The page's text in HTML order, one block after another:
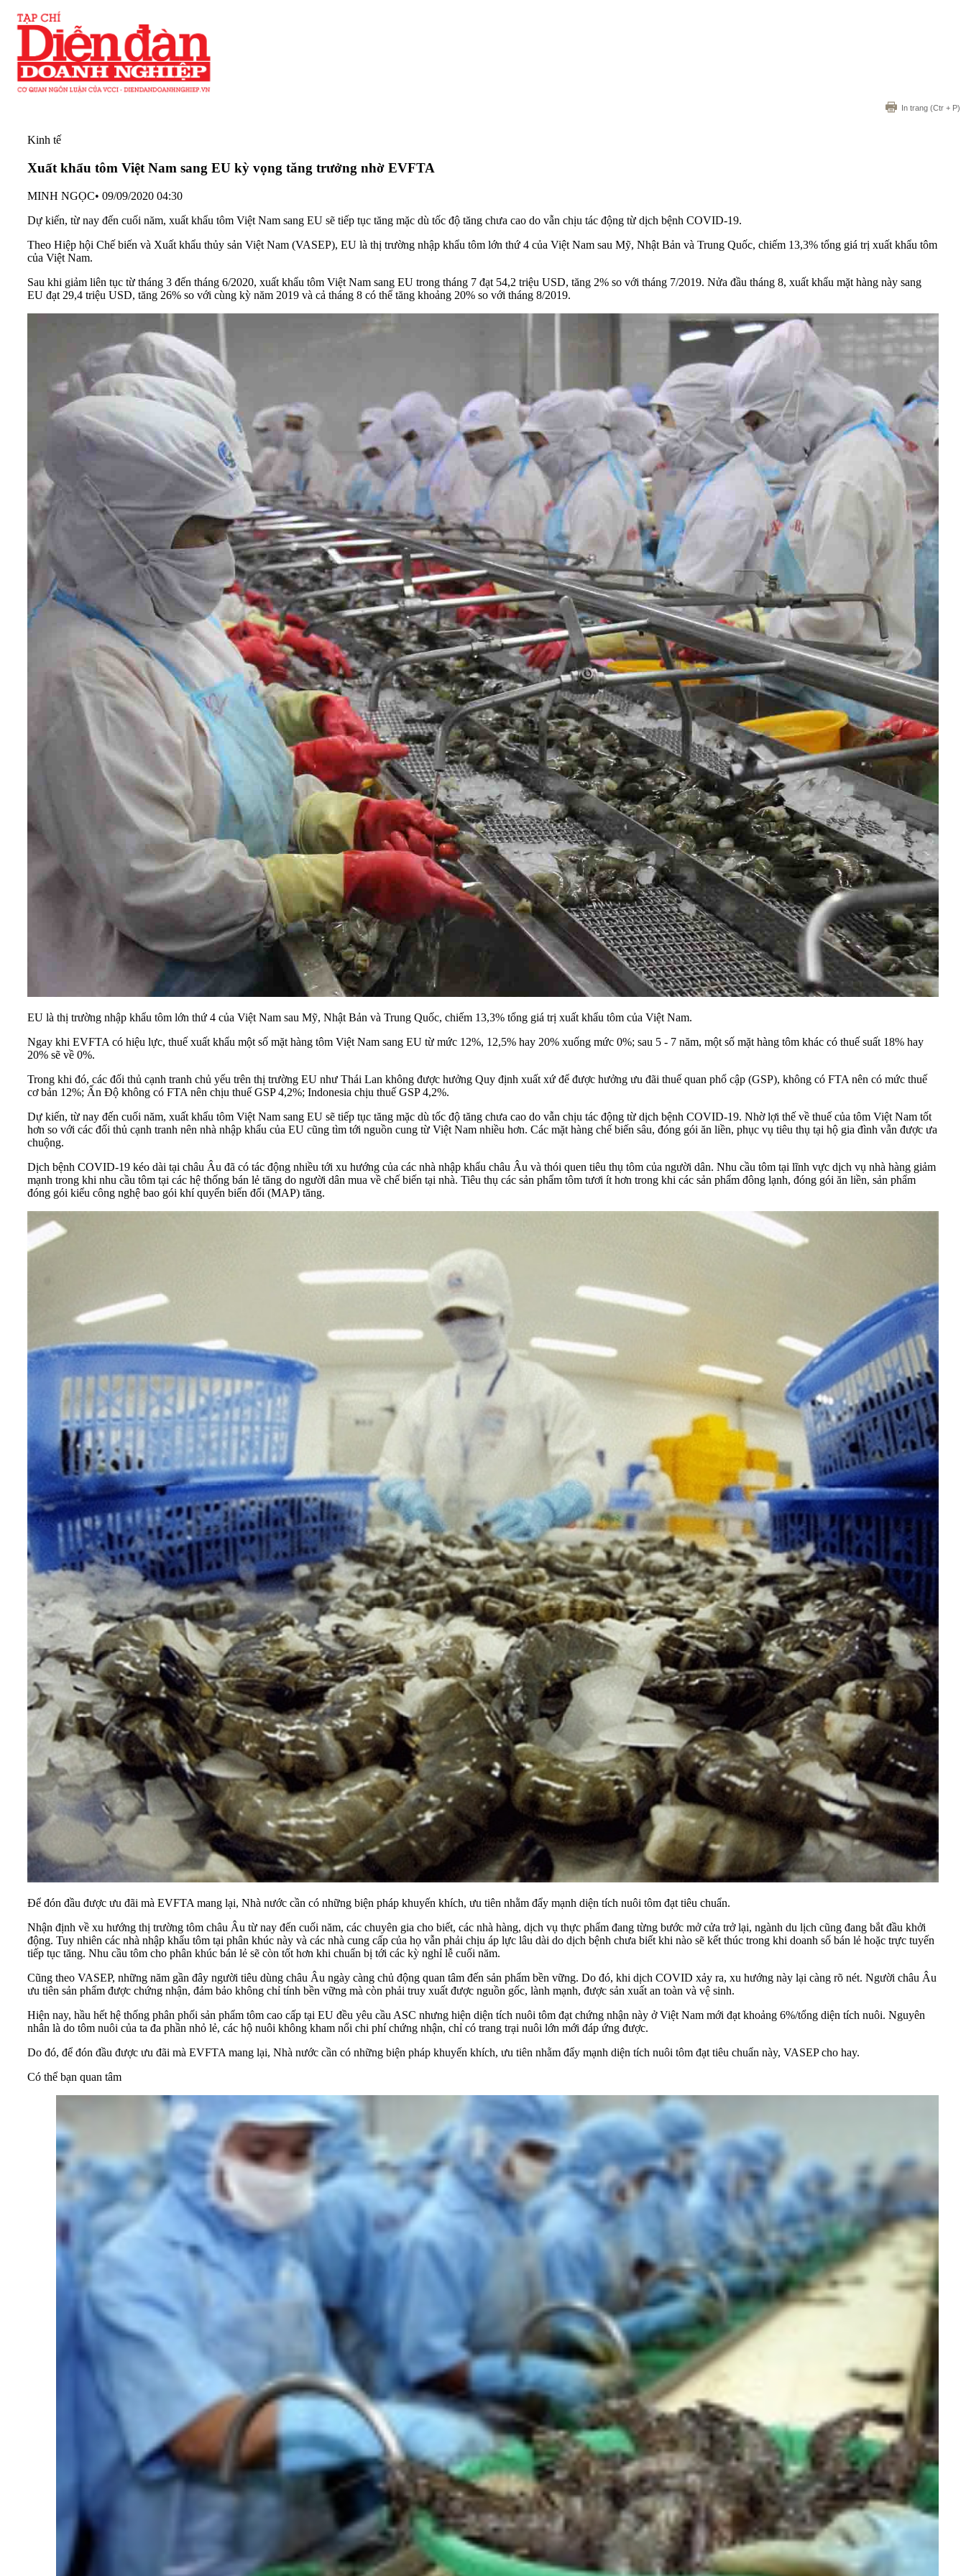
In trang (Ctr + P)
Kinh tế
Xuất khẩu tôm Việt Nam sang EU kỳ vọng tăng trưởng nhờ EVFTA
MINH NGỌC• 09/09/2020 04:30
Dự kiến, từ nay đến cuối năm, xuất khẩu tôm Việt Nam sang EU sẽ tiếp tục tăng mặc dù tốc độ tăng chưa cao do vẫn chịu tác động từ dịch bệnh COVID-19.
Theo Hiệp hội Chế biến và Xuất khẩu thủy sản Việt Nam (VASEP), EU là thị trường nhập khẩu tôm lớn thứ 4 của Việt Nam sau Mỹ, Nhật Bản và Trung Quốc, chiếm 13,3% tổng giá trị xuất khẩu tôm
của Việt Nam.
Sau khi giảm liên tục từ tháng 3 đến tháng 6/2020, xuất khẩu tôm Việt Nam sang EU trong tháng 7 đạt 54,2 triệu USD, tăng 2% so với tháng 7/2019. Nửa đầu tháng 8, xuất khẩu mặt hàng này sang
EU đạt 29,4 triệu USD, tăng 26% so với cùng kỳ năm 2019 và cả tháng 8 có thể tăng khoảng 20% so với tháng 8/2019.
EU là thị trường nhập khẩu tôm lớn thứ 4 của Việt Nam sau Mỹ, Nhật Bản và Trung Quốc, chiếm 13,3% tổng giá trị xuất khẩu tôm của Việt Nam.
Ngay khi EVFTA có hiệu lực, thuế xuất khẩu một số mặt hàng tôm Việt Nam sang EU từ mức 12%, 12,5% hay 20% xuống mức 0%; sau 5 - 7 năm, một số mặt hàng tôm khác có thuế suất 18% hay
20% sẽ về 0%.
Trong khi đó, các đối thủ cạnh tranh chủ yếu trên thị trường EU như Thái Lan không được hưởng Quy định xuất xứ để được hưởng ưu đãi thuế quan phổ cập (GSP), không có FTA nên có mức thuế
cơ bản 12%; Ấn Độ không có FTA nên chịu thuế GSP 4,2%; Indonesia chịu thuế GSP 4,2%.
Dự kiến, từ nay đến cuối năm, xuất khẩu tôm Việt Nam sang EU sẽ tiếp tục tăng mặc dù tốc độ tăng chưa cao do vẫn chịu tác động từ dịch bệnh COVID-19. Nhờ lợi thế về thuế của tôm Việt Nam tốt
hơn so với các đối thủ cạnh tranh nên nhà nhập khẩu của EU cũng tìm tới nguồn cung từ Việt Nam nhiều hơn. Các mặt hàng chế biến sâu, đóng gói ăn liền, phục vụ tiêu thụ tại hộ gia đình vẫn được ưa
chuộng.
Dịch bệnh COVID-19 kéo dài tại châu Âu đã có tác động nhiều tới xu hướng của các nhà nhập khẩu châu Âu và thói quen tiêu thụ tôm của người dân. Nhu cầu tôm tại lĩnh vực dịch vụ nhà hàng giảm
mạnh trong khi nhu cầu tôm tại các hệ thống bán lẻ tăng do người dân mua về chế biến tại nhà. Tiêu thụ các sản phẩm tôm tươi ít hơn trong khi các sản phẩm đông lạnh, đóng gói ăn liền, sản phẩm
đóng gói kiểu công nghệ bao gói khí quyển biến đổi (MAP) tăng.
Để đón đầu được ưu đãi mà EVFTA mang lại, Nhà nước cần có những biện pháp khuyến khích, ưu tiên nhằm đẩy mạnh diện tích nuôi tôm đạt tiêu chuẩn.
Nhận định về xu hướng thị trường tôm châu Âu từ nay đến cuối năm, các chuyên gia cho biết, các nhà hàng, dịch vụ thực phẩm đang từng bước mở cửa trở lại, ngành du lịch cũng đang bắt đầu khởi
động. Tuy nhiên các nhà nhập khẩu tôm tại phân khúc này và các nhà cung cấp của họ vẫn phải chịu áp lực lâu dài do dịch bệnh chưa biết khi nào sẽ kết thúc trong khi doanh số bán lẻ hoặc trực tuyến
tiếp tục tăng. Nhu cầu tôm cho phân khúc bán lẻ sẽ còn tốt hơn khi chuẩn bị tới các kỳ nghỉ lễ cuối năm.
Cũng theo VASEP, những năm gần đây người tiêu dùng châu Âu ngày càng chủ động quan tâm đến sản phẩm bền vững. Do đó, khi dịch COVID xảy ra, xu hướng này lại càng rõ nét. Người châu Âu
ưu tiên sản phẩm được chứng nhận, đảm bảo không chỉ tính bền vững mà còn phải truy xuất được nguồn gốc, lành mạnh, được sản xuất an toàn và vệ sinh.
Hiện nay, hầu hết hệ thống phân phối sản phẩm tôm cao cấp tại EU đều yêu cầu ASC nhưng hiện diện tích nuôi tôm đạt chứng nhận này ở Việt Nam mới đạt khoảng 6%/tổng diện tích nuôi. Nguyên
nhân là do tôm nuôi của ta đa phần nhỏ lẻ, các hộ nuôi không kham nổi chi phí chứng nhận, chỉ có trang trại nuôi lớn mới đáp ứng được.
Do đó, để đón đầu được ưu đãi mà EVFTA mang lại, Nhà nước cần có những biện pháp khuyến khích, ưu tiên nhằm đẩy mạnh diện tích nuôi tôm đạt tiêu chuẩn này, VASEP cho hay.
Có thể bạn quan tâm